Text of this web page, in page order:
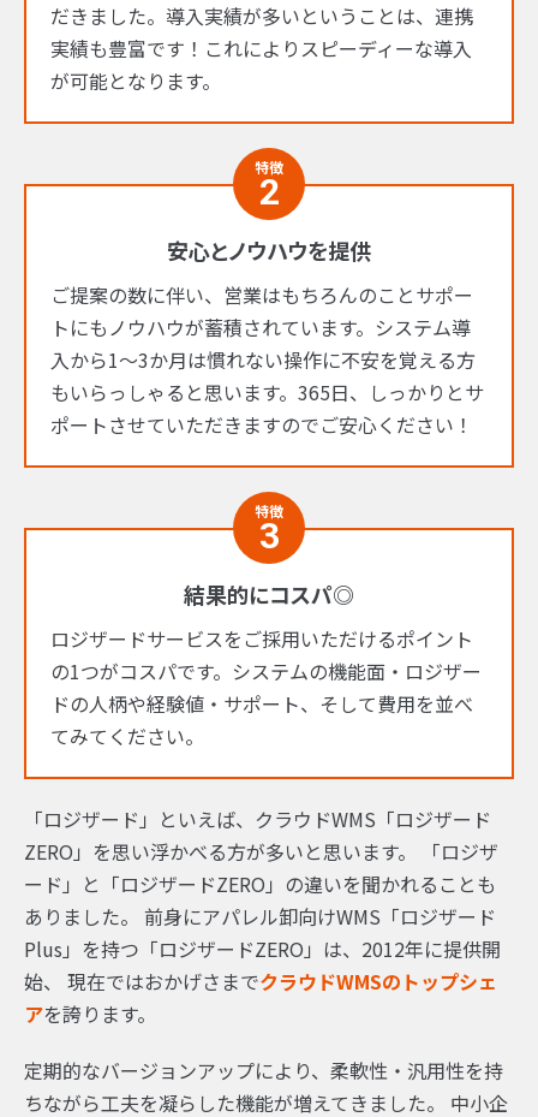
だきました。導入実績が多いということは、連携
実績も豊富です！これによりスピーディーな導入
が可能となります。
特徴
2
安心とノウハウを提供
ご提案の数に伴い、営業はもちろんのことサポー
トにもノウハウが蓄積されています。システム導
入から1～3か月は慣れない操作に不安を覚える方
もいらっしゃると思います。365日、しっかりとサ
ポートさせていただきますのでご安心ください！
特徴
3
結果的にコスパ◎
ロジザードサービスをご採用いただけるポイント
の1つがコスパです。システムの機能面・ロジザー
ドの人柄や経験値・サポート、そして費用を並べ
てみてください。
「ロジザード」といえば、クラウドWMS「ロジザード
ZERO」を思い浮かべる方が多いと思います。
「ロジザ
ード」と「ロジザードZERO」の違いを聞かれることも
ありました。 前身にアパレル卸向けWMS「ロジザード
Plus」を持つ「ロジザードZERO」は、2012年に提供開
始、
現在ではおかげさまでクラウドWMSのトップシェ
アを誇ります。
定期的なバージョンアップにより、柔軟性・汎用性を持
ちながら工夫を凝らした機能が増えてきました。
中小企